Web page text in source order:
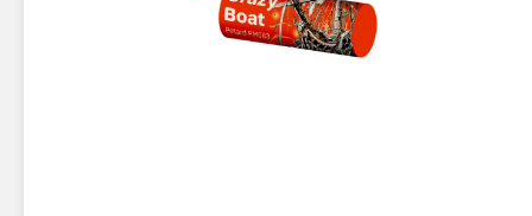
Маленькие фейерверки